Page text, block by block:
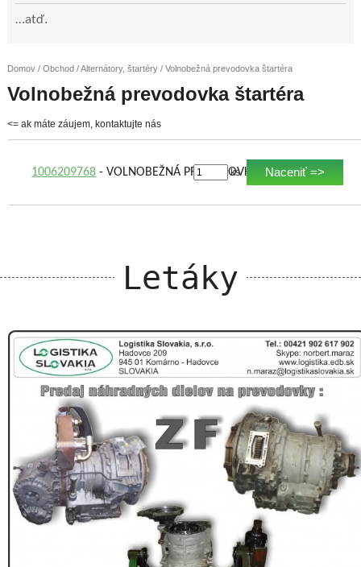
…atď.
Domov/ Obchod/Alternátory, štartéry/ Volnobežná prevodovka štartéra
Volnobežná prevodovka štartéra
<= ak máte záujem, kontaktujte nás
1006209768 - VOLNOBEŽNÁ PREVODOVKA ŠTARTÉRA
ks Naceniť =>
Letáky